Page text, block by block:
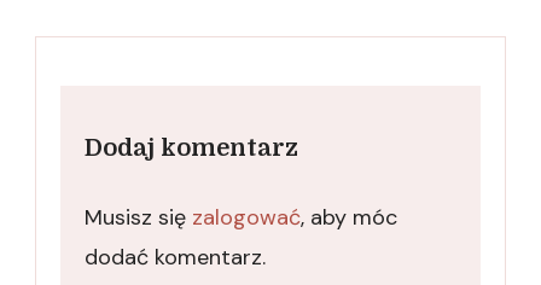
Dodaj komentarz
Musisz się zalogować, aby móc
dodać komentarz.